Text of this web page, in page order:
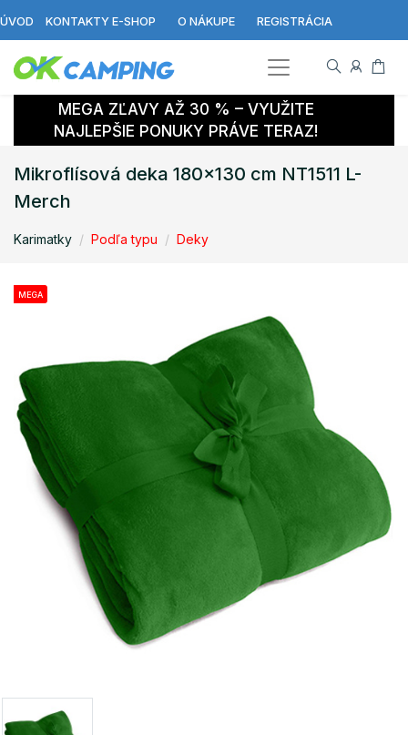
ÚVOD KONTAKTY E-SHOP O NÁKUPE REGISTRÁCIA
MEGA ZĽAVY AŽ 30 % – VYUŽITE
NAJLEPŠIE PONUKY PRÁVE TERAZ!
Mikroflísová deka 180x130 cm NT1511 L-
Merch
Karimatky Podľa typu Deky
MEGA